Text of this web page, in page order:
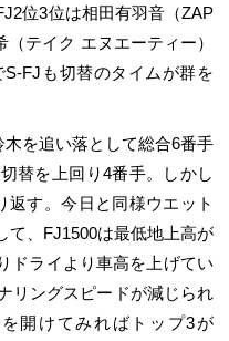
位3位は相田有羽音（ZAP
テイク エヌエーティー）
FJも切替のタイムが群を
を追い落として総合6番手
替を上回り4番手。しかし
返す。今日と同様ウエット
て、FJ1500は最低地上高が
ドライより車高を上げてい
リングスピードが減じられ
開けてみればトップ3が